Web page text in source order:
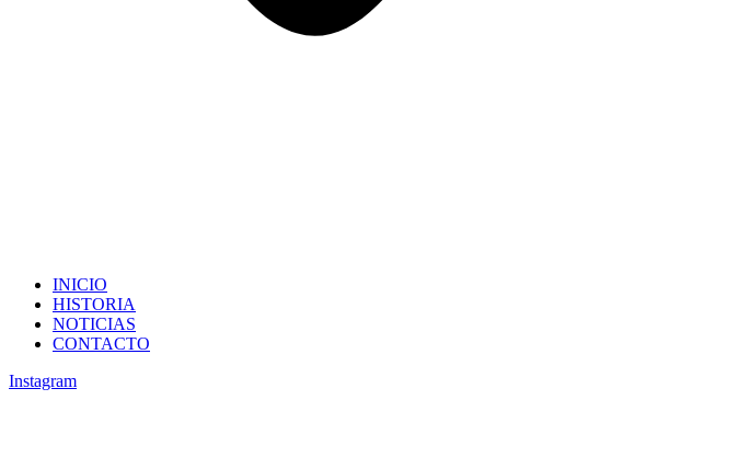
INICIO
HISTORIA
NOTICIAS
CONTACTO
Instagram